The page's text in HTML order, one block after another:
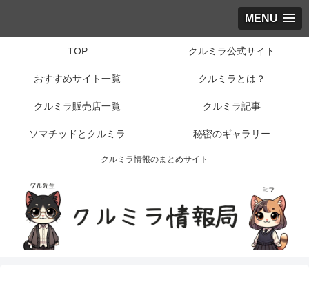
MENU
クルミラ情報のまとめサイト
TOP クルミラ公式サイト
おすすめサイト一覧 クルミラとは？
クルミラ販売店一覧 クルミラ記事
ソマチッドとクルミラ 秘密のギャラリー